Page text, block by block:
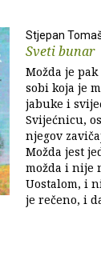
Stjepan
Sveti bunar
Možda je
sobi koja je
jabuke i
Svijećnicu,
njegov
Možda jest
možda i nije
Uostalom, i
je rečeno, i